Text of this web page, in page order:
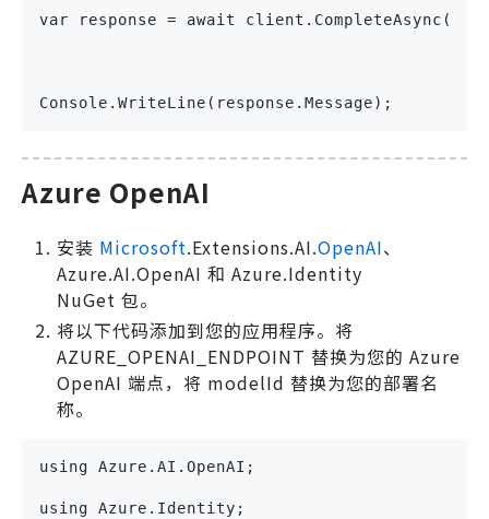
var response = await
Console.WriteLine(response.Message);
Azure OpenAI
安装 Microsoft.Extensions.AI.OpenAI、
Azure.AI.OpenAI 和 Azure.Identity
NuGet 包。
将以下代码添加到您的应用程序。将
AZURE_OPENAI_ENDPOINT 替换为您的 Azure
OpenAI 端点，将 modelId 替换为您的部署名
称。
using Azure.AI.OpenAI;
using Azure.Identity;